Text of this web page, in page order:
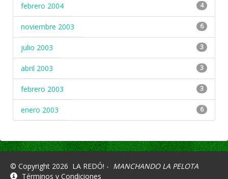
febrero 2004 4
noviembre 2003 6
julio 2003 3
abril 2003 3
febrero 2003 3
enero 2003 6
© Copyright 2026 LA REDÓ! - MANCHANDO LA PELOTA
Términos y Condiciones